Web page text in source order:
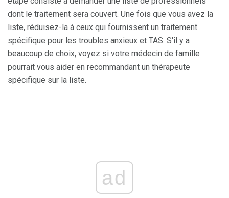
dont le traitement sera couvert. Une fois que vous avez la
liste, réduisez-la à ceux qui fournissent un traitement
spécifique pour les troubles anxieux et TAS. S'il y a
beaucoup de choix, voyez si votre médecin de famille
pourrait vous aider en recommandant un thérapeute
spécifique sur la liste.
ad